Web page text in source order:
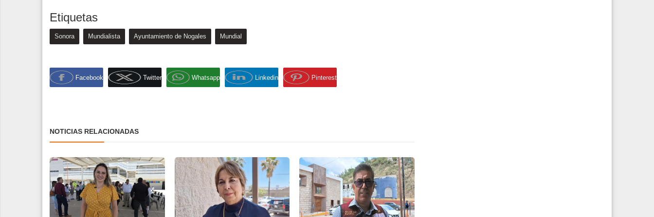
Etiquetas
Sonora Mundialista Ayuntamiento de Nogales Mundial
Facebook Twitter Whatsapp Linkedin Pinterest
NOTICIAS RELACIONADAS